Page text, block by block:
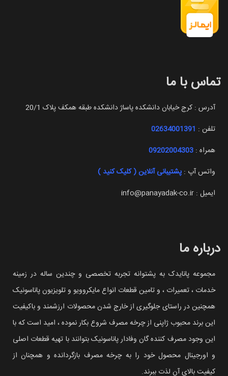
تماس با ما
آدرس : کرج خیابان دانشکده پاساژ دانشکده طبقه همکف پلاک 20/1
تلفن : 02634001391
همراه : 09202004303
واتس آپ : پشتیبانی آنلاین ( کلیک کنید )
ایمیل : info@panayadak-co.ir
درباره ما
مجموعه پانایدک به پشتوانه تجربه تخصصی و چندین ساله در زمینه
خدمات ، تعمیرات ، و تامین قطعات انواع مایکروویو و تلویزیون پاناسونیک
همچنین در راستای جلوگیری از خارج شدن محصولات ارزشمند و باکیفیت
این برند محبوب ژاپنی از چرخه مصرف شروع بکار نموده ، امید است که با
این وجود مصرف کننده گان وفادار پاناسونیک بتوانند با تهیه قطعات اصلی
و اورجینال محصول خود را به چرخه مصرف بازگردانده و همچنان از
کیفیت بالای آن لذت ببرند.